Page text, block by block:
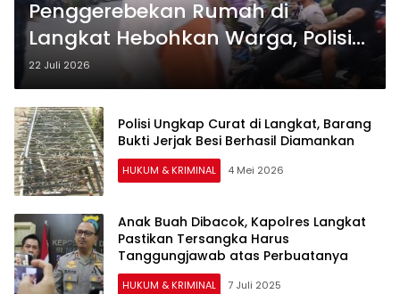
Penggerebekan Rumah di
Langkat Hebohkan Warga, Polisi
Amankan Satu Terduga Pelaku
22 Juli 2026
Polisi Ungkap Curat di Langkat, Barang
Bukti Jerjak Besi Berhasil Diamankan
HUKUM & KRIMINAL 4 Mei 2026
Anak Buah Dibacok, Kapolres Langkat
Pastikan Tersangka Harus
Tanggungjawab atas Perbuatanya
HUKUM & KRIMINAL 7 Juli 2025